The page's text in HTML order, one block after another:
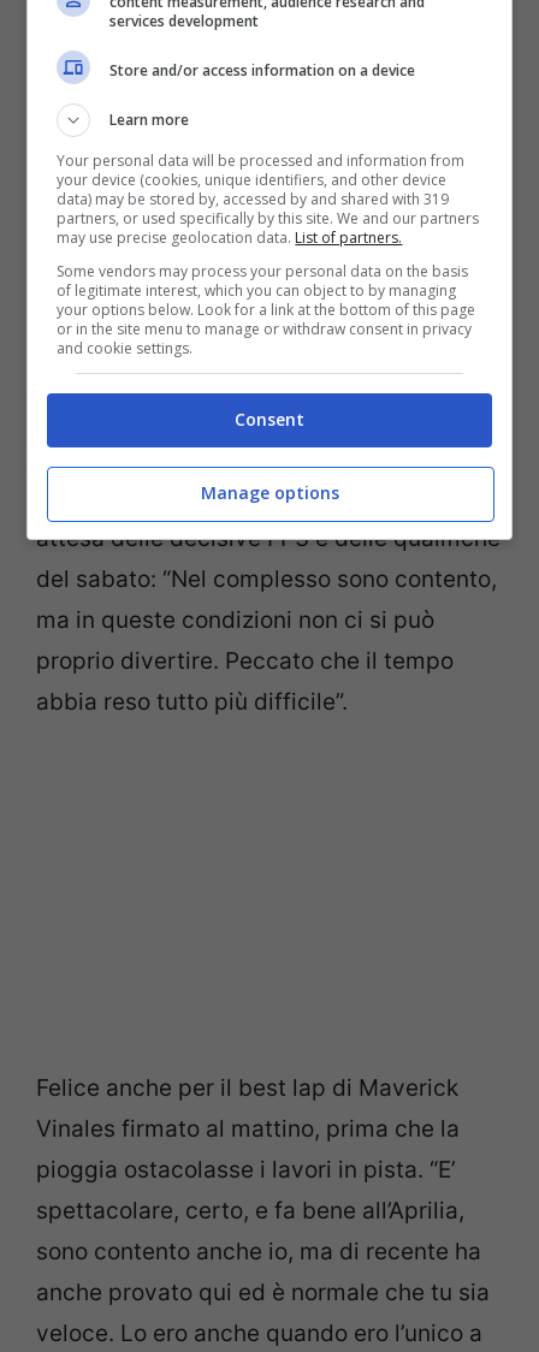
stavo andando bene fin dall’inizio”, ha
ammesso
Aleix Espargarò
dopo la
seconda sessione di prove libere.
La prestazione di Aleix
Qualche difficoltà iniziale quando è caduta
la prima pioggia nelle FP1. “Sul bagnato mi
sono sentito un po’ perso all’inizio, ma poi
mi sono sentito meglio a ogni giro e sono
stato uno dei sei più veloci di sempre”, ha
aggiunto il più anziano dei due fratelli
Espargaró. Buone le prime sensazioni in
attesa delle decisive FP3 e delle qualifiche
del sabato: “Nel complesso sono contento,
ma in queste condizioni non ci si può
proprio divertire. Peccato che il tempo
abbia reso tutto più difficile”.
Felice anche per il best lap di Maverick
Vinales firmato al mattino, prima che la
pioggia ostacolasse i lavori in pista. “E’
spettacolare, certo, e fa bene all’Aprilia,
sono contento anche io, ma di recente ha
anche provato qui ed è normale che tu sia
veloce. Lo ero anche quando ero l’unico a
services development
Store and/or access information on a device
Learn more
Your personal data will be processed and information from
your device (cookies, unique identifiers, and other device
data) may be stored by, accessed by and shared with 319
partners, or used specifically by this site. We and our partners
may use precise geolocation data. List of partners.
Some vendors may process your personal data on the basis
of legitimate interest, which you can object to by managing
your options below. Look for a link at the bottom of this page
or in the site menu to manage or withdraw consent in privacy
and cookie settings.
Consent
Manage options